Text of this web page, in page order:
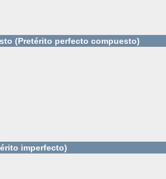
(Pretérito perfecto compuesto)
imperfecto)